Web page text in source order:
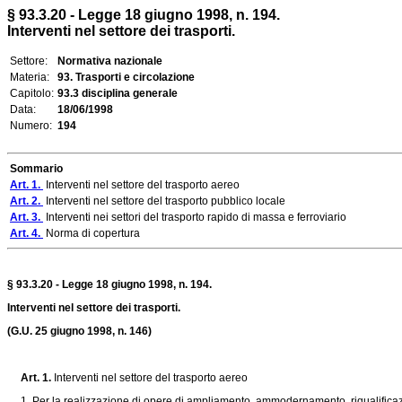
§ 93.3.20 - Legge 18 giugno 1998, n. 194.
Interventi nel settore dei trasporti.
Settore:
Normativa nazionale
Materia:
93. Trasporti e circolazione
Capitolo: 93.3 disciplina generale
Data:
18/06/1998
Numero: 194
Sommario
Art. 1.
Interventi nel settore del trasporto aereo
Art. 2.
Interventi nel settore del trasporto pubblico locale
Art. 3.
Interventi nei settori del trasporto rapido di massa e ferroviario
Art. 4. Norma di copertura
§ 93.3.20 - Legge 18 giugno 1998, n. 194.
Interventi nel settore dei trasporti.
(G.U. 25 giugno 1998, n. 146)
Art. 1. Interventi nel settore del trasporto aereo